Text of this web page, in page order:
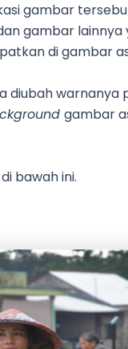
gambar
gambar lainnya
di gambar
diubah warnanya
gambar
di bawah ini.